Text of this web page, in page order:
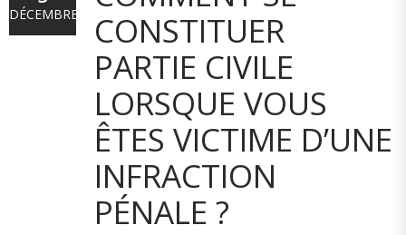
CONSTITUER
PARTIE CIVILE
LORSQUE VOUS
ÊTES VICTIME D’UNE
INFRACTION
PÉNALE ?
DÉCEMBRE